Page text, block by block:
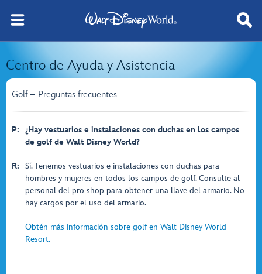
Centro de Ayuda y Asistencia
Golf – Preguntas frecuentes
P:
¿Hay vestuarios e instalaciones con duchas en los campos
de golf de Walt Disney World?
R:
Sí. Tenemos vestuarios e instalaciones con duchas para
hombres y mujeres en todos los campos de golf. Consulte al
personal del pro shop para obtener una llave del armario. No
hay cargos por el uso del armario.
Obtén más información sobre golf en Walt Disney World
Resort.